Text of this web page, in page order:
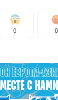
0 0